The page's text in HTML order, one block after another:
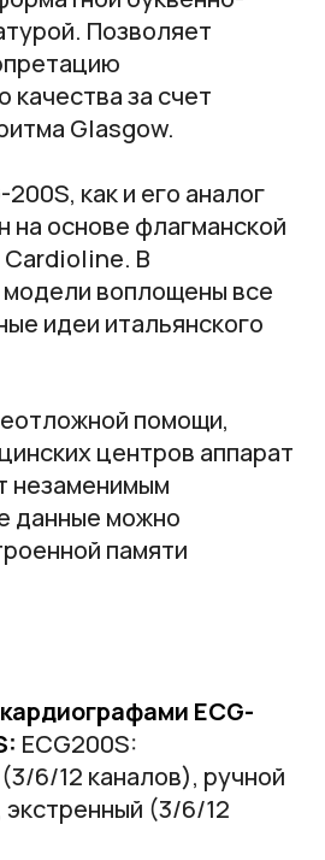
Позволяет
качества за счет
Glasgow.
как и его аналог
на основе флагманской
Cardioline. В
воплощены все
идеи итальянского
помощи,
центров аппарат
незаменимым
данные можно
памяти
ECG-
ECG200S:
6/12 каналов), ручной
(3/6/12